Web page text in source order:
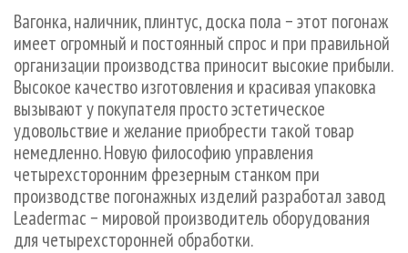
ПРОИЗВОДСТВО ДРЕВЕСНЫХ ПЛИТ
ДЕРЕВЯННОЕ ДОМОСТРОЕНИЕ
ПРОИЗВОДСТВО МЕБЕЛИ
БИОЭНЕРГЕТИКА
ЦБП
ИНСТРУМЕНТ И МАТЕРИАЛЫ
ПЕРСОНЫ
МОБИЛЬНЫЕ ВЫСТАВКИ
ОФИЦИАЛЬНЫЕ ДЕЛЕГАЦИИ
ПРИОРИТЕТНЫЕ ИНВЕСТПРОЕКТЫ
RUSSIAN FORESTRY REVIEW
ГАЗЕТА ЛЕСПРОМФОРУМ
БИБЛИОТЕКА СПЕЦИАЛИСТА
КОНТАКТЫ
РЕКЛАМА
РЕКЛАМА НА САЙТЕ
Вагонка, наличник, плинтус, доска пола − этот погонаж
имеет огромный и постоянный спрос и при правильной
организации производства приносит высокие прибыли.
Высокое качество изготовления и красивая упаковка
вызывают у покупателя просто эстетическое
удовольствие и желание приобрести такой товар
немедленно. Новую философию управления
четырехсторонним фрезерным станком при
производстве погонажных изделий разработал завод
Leadermac − мировой производитель оборудования
для четырехсторонней обработки.